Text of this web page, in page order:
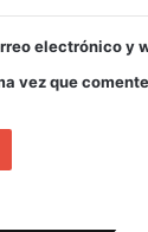
electrónico y
vez que